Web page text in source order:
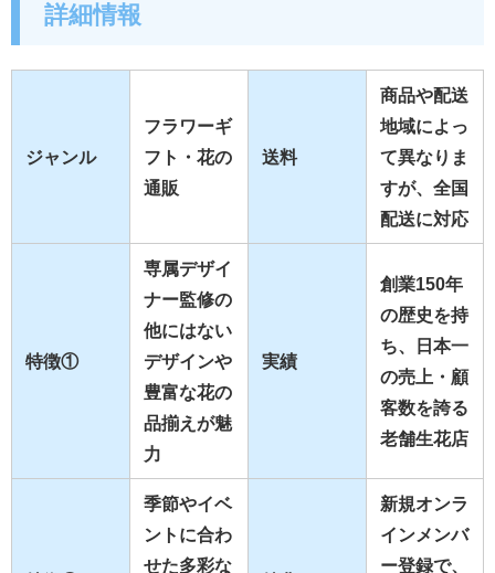
詳細情報
ジャンル
フラワーギ
フト・花の
通販
送料
商品や配送
地域によっ
て異なりま
すが、全国
配送に対応
特徴①
専属デザイ
ナー監修の
他にはない
デザインや
豊富な花の
品揃えが魅
力
実績
創業150年
の歴史を持
ち、日本一
の売上・顧
客数を誇る
老舗生花店
季節やイベ
ントに合わ
せた多彩な
新規オンラ
インメンバ
ー登録で、